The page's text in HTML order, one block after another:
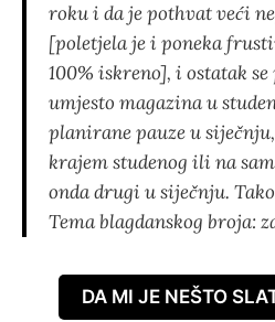
roku i da je pothvat veći
[poletjela je i poneka
100% iskreno], i ostatak
umjesto magazina u
planirane pauze u
krajem studenog ili na
onda drugi u siječnju.
Tema blagdanskog broja:
DA MI JE NEŠTO